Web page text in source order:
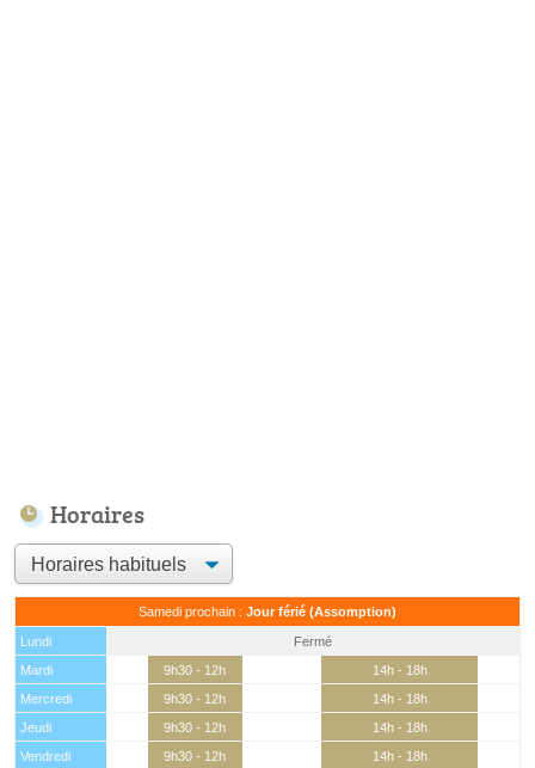
Horaires
Samedi prochain : Jour férié (Assomption)
Lundi
Fermé
Mardi
9h30 - 12h
14h - 18h
Mercredi
9h30 - 12h
14h - 18h
Jeudi
9h30 - 12h
14h - 18h
Vendredi
9h30 - 12h
14h - 18h